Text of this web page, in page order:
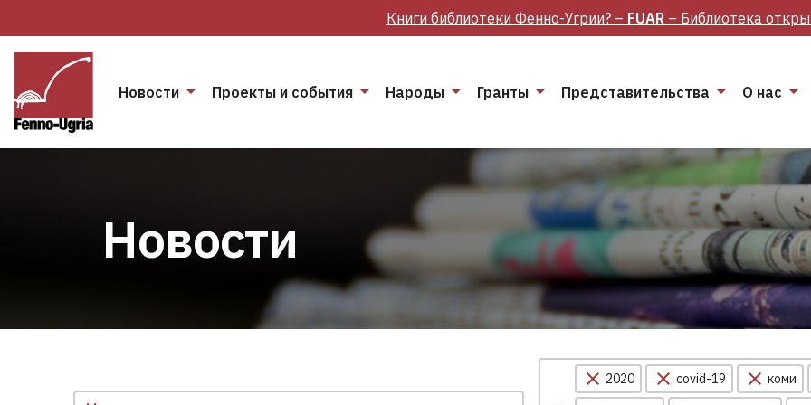
Книги библиотеки Фенно-Угрии? – FUAR – Библиотека
Новости Проекты и события Народы Гранты Представительства О нас
Новости
2020 covid-19 коми